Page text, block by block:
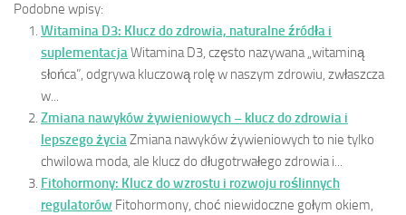
Podobne wpisy:
Witamina D3: Klucz do zdrowia, naturalne źródła i
suplementacjaWitamina D3, często nazywana „witaminą
słońca”, odgrywa kluczową rolę w naszym zdrowiu, zwłaszcza
w...
Zmiana nawyków żywieniowych – klucz do zdrowia i
lepszego życiaZmiana nawyków żywieniowych to nie tylko
chwilowa moda, ale klucz do długotrwałego zdrowia i...
Fitohormony: Klucz do wzrostu i rozwoju roślinnych
regulatorów Fitohormony, choć niewidoczne gołym okiem,